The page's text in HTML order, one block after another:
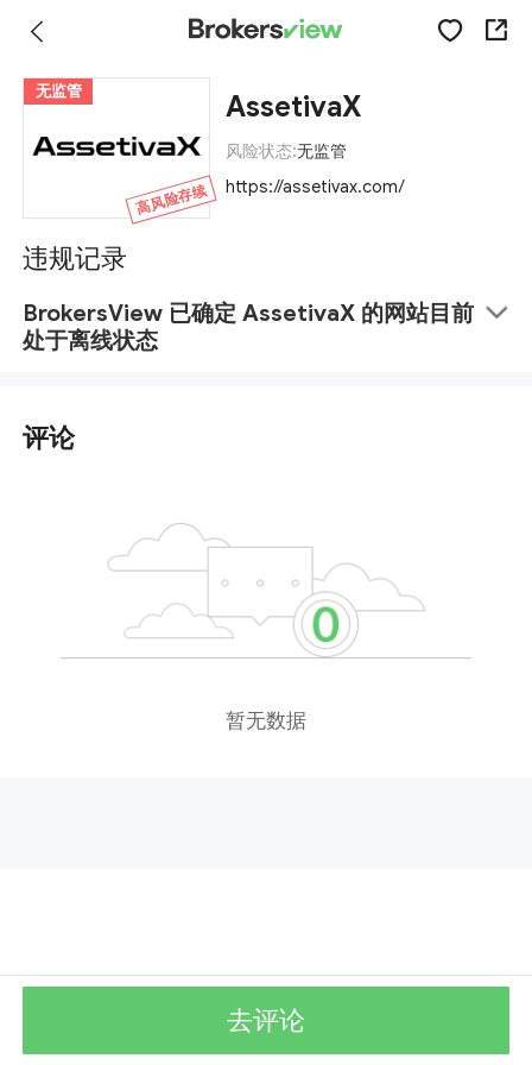
无监管
高风险存续
AssetivaX
风险状态:无监管
https://assetivax.com/
违规记录
BrokersView 已确定 AssetivaX 的网站目前
处于离线状态
评论
暂无数据
去评论